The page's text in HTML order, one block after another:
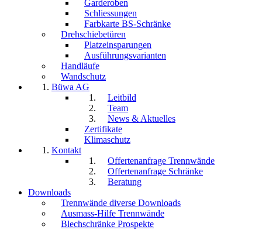
Garderoben
Schliessungen
Farbkarte BS-Schränke
Drehschiebetüren
Platzeinsparungen
Ausführungsvarianten
Handläufe
Wandschutz
Büwa AG
Leitbild
Team
News & Aktuelles
Zertifikate
Klimaschutz
Kontakt
Offertenanfrage Trennwände
Offertenanfrage Schränke
Beratung
Downloads
Trennwände diverse Downloads
Ausmass-Hilfe Trennwände
Blechschränke Prospekte